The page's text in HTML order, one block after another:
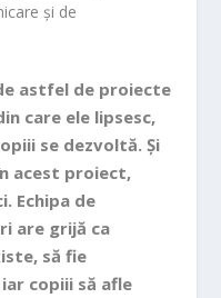
și de
astfel de proiecte
care ele lipsesc,
se dezvoltă. Și
acest proiect,
Echipa de
are grijă ca
să fie
copiii să afle